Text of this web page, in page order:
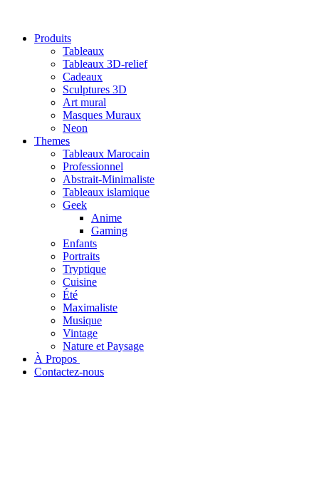
Produits
Tableaux
Tableaux 3D-relief
Cadeaux
Sculptures 3D
Art mural
Masques Muraux
Neon
Themes
Tableaux Marocain
Professionnel
Abstrait-Minimaliste
Tableaux islamique
Geek
Anime
Gaming
Enfants
Portraits
Tryptique
Cuisine
Été
Maximaliste
Musique
Vintage
Nature et Paysage
À Propos ​
Contactez-nous